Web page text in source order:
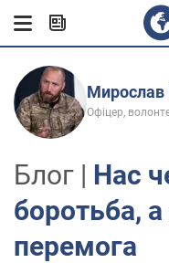
Мирослав
Офіцер,
Блог | Нас
боротьба,
перемога